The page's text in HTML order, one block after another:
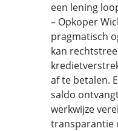
een lening
– Opkoper
pragmatisch
kan
af te betalen.
saldo
werkwijze
transparantie